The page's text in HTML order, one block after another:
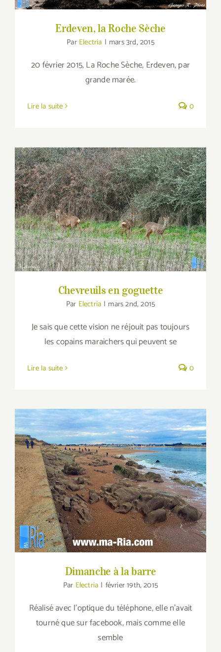
Erdeven, la Roche Sèche
Par Electria | mars 3rd, 2015
20 février 2015, La Roche Sèche, Erdeven, par
grande marée.
Lire la suite 0
Chevreuils en goguette
Chevreuils en goguette
Par Electria | mars 2nd, 2015
Je sais que cette vision ne réjouit pas toujours
les copains maraichers qui peuvent se
Lire la suite 0
Dimanche à la barre
Dimanche à la barre
Par Electria | février 19th, 2015
Réalisé avec l'optique du téléphone, elle n'avait
tourné que sur facebook, mais comme elle
semble